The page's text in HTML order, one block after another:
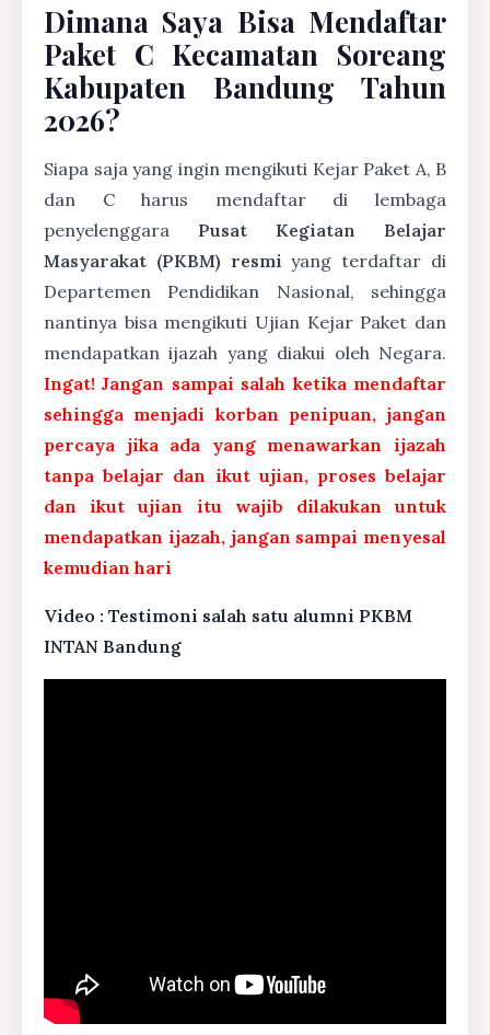
Dimana Saya Bisa Mendaftar
Paket C Kecamatan Soreang
Kabupaten Bandung Tahun
2026?
Siapa saja yang ingin mengikuti Kejar Paket A, B
dan C harus mendaftar di lembaga
penyelenggara Pusat Kegiatan Belajar
Masyarakat (PKBM) resmi yang terdaftar di
Departemen Pendidikan Nasional, sehingga
nantinya bisa mengikuti Ujian Kejar Paket dan
mendapatkan ijazah yang diakui oleh Negara.
Ingat! Jangan sampai salah ketika mendaftar
sehingga menjadi korban penipuan, jangan
percaya jika ada yang menawarkan ijazah
tanpa belajar dan ikut ujian, proses belajar
dan ikut ujian itu wajib dilakukan untuk
mendapatkan ijazah, jangan sampai menyesal
kemudian hari
Video : Testimoni salah satu alumni PKBM
INTAN Bandung